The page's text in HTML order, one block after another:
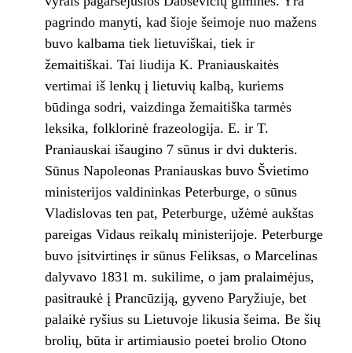
pagrindo manyti, kad šioje šeimoje nuo mažens
buvo kalbama tiek lietuviškai, tiek ir
žemaitiškai. Tai liudija K. Praniauskaitės
vertimai iš lenkų į lietuvių kalbą, kuriems
būdinga sodri, vaizdinga žemaitiška tarmės
leksika, folklorinė frazeologija. E. ir T.
Praniauskai išaugino 7 sūnus ir dvi dukteris.
Sūnus Napoleonas Praniauskas buvo Švietimo
ministerijos valdininkas Peterburge, o sūnus
Vladislovas ten pat, Peterburge, užėmė aukštas
pareigas Vidaus reikalų ministerijoje. Peterburge
buvo įsitvirtinęs ir sūnus Feliksas, o Marcelinas
dalyvavo 1831 m. sukilime, o jam pralaimėjus,
pasitraukė į Prancūziją, gyveno Paryžiuje, bet
palaikė ryšius su Lietuvoje likusia šeima. Be šių
brolių, būta ir artimiausio poetei brolio Otono